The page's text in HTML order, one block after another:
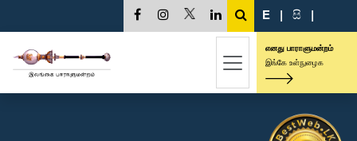
E | සි |
எனது பாராளுமன்றம்
இங்கே உள்நுழைக